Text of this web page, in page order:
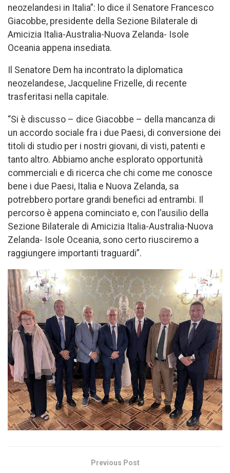
neozelandesi in Italia”: lo dice il Senatore Francesco
Giacobbe, presidente della Sezione Bilaterale di
Amicizia Italia-Australia-Nuova Zelanda- Isole
Oceania appena insediata.
Il Senatore Dem ha incontrato la diplomatica
neozelandese, Jacqueline Frizelle, di recente
trasferitasi nella capitale.
“Si è discusso – dice Giacobbe – della mancanza di
un accordo sociale fra i due Paesi, di conversione dei
titoli di studio per i nostri giovani, di visti, patenti e
tanto altro. Abbiamo anche esplorato opportunità
commerciali e di ricerca che chi come me conosce
bene i due Paesi, Italia e Nuova Zelanda, sa
potrebbero portare grandi benefici ad entrambi. Il
percorso è appena cominciato e, con l’ausilio della
Sezione Bilaterale di Amicizia Italia-Australia-Nuova
Zelanda- Isole Oceania, sono certo riusciremo a
raggiungere importanti traguardi”.
Previous Post